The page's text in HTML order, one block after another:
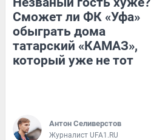
Сможет ли ФК «Уфа»
обыграть дома
татарский «КАМАЗ»,
который уже не тот
Антон Селиверстов
Журналист UFA1.RU